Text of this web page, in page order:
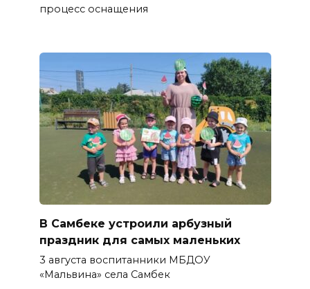
процесс оснащения
В Самбеке устроили арбузный
праздник для самых маленьких
3 августа воспитанники МБДОУ
«Мальвина» села Самбек